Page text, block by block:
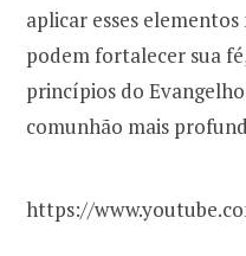
aplicar esses
podem fortalecer sua
princípios do
comunhão mais
https://